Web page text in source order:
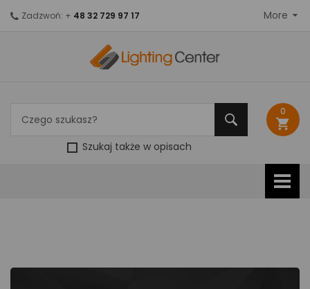
Szukaj także w opisach
0
shopping_cart
Zadzwoń: + 48 32 729 97 17 More